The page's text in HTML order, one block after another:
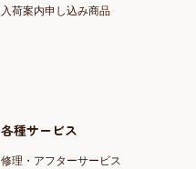
入荷案内申し込み商品
各種サービス
修理・アフターサービス